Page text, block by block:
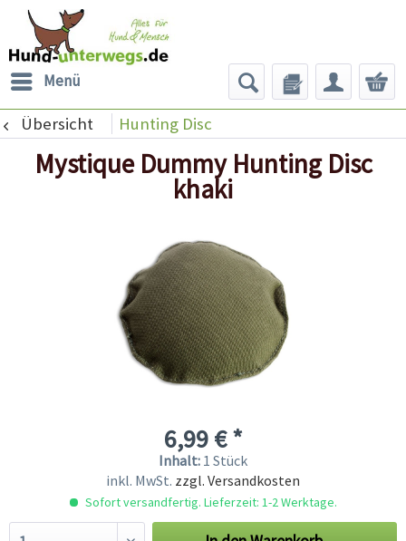
Menü
Übersicht Hunting Disc
Mystique Dummy Hunting Disc
khaki
6,99 € *
Inhalt: 1 Stück
inkl. MwSt. zzgl. Versandkosten
Sofort versandfertig. Lieferzeit: 1-2 Werktage.